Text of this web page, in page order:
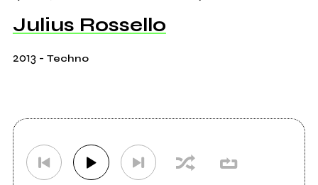
Julius Rossello
2013 - Techno